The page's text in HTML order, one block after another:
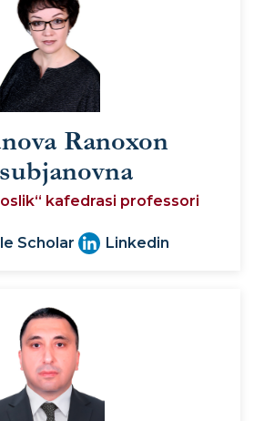
Ranoxon
kafedrasi professori
Scholar Linkedin